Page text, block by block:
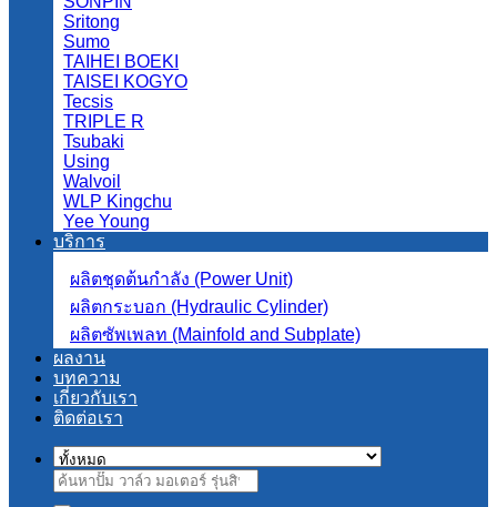
Sritong
Sumo
TAIHEI BOEKI
TAISEI KOGYO
Tecsis
TRIPLE R
Tsubaki
Using
Walvoil
WLP Kingchu
Yee Young
บริการ
ผลิตชุดต้นกำลัง (Power Unit)
ผลิตกระบอก (Hydraulic Cylinder)
ผลิตซัพเพลท (Mainfold and Subplate)
ผลงาน
บทความ
เกี่ยวกับเรา
ติดต่อเรา
ค้นหา: